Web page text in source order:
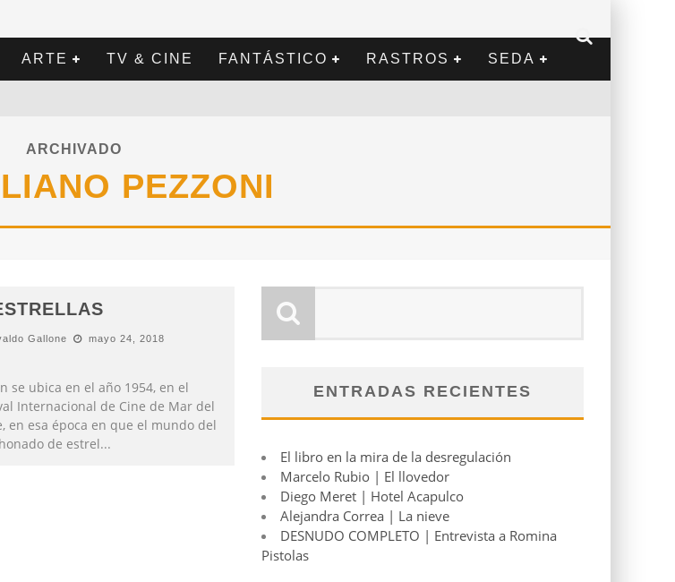
ARTE TV & CINE FANTÁSTICO RASTROS SEDA
ARCHIVADO
PEZZONI
Gallone mayo 24, 2018
se ubica en el año 1954, en el
Internacional de Cine de Mar del
en esa época en que el mundo del
de estrel...
ENTRADAS RECIENTES
El libro en la mira de la desregulación
Marcelo Rubio | El llovedor
Diego Meret | Hotel Acapulco
Alejandra Correa | La nieve
DESNUDO COMPLETO | Entrevista a Romina
Pistolas